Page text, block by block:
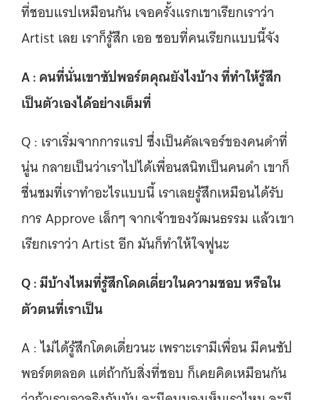
ที่ชอบแรปเหมือนกัน เจอครั้งแรกเขาเรียกเราว่า
Artist เลย เราก็รู้สึก เออ ชอบที่คนเรียกแบบนี้จัง
A : คนที่นั่นเขาซัปพอร์ตคุณยังไงบ้าง ที่ทำให้รู้สึก
เป็นตัวเองได้อย่างเต็มที่
Q : เราเริ่มจากการแรป ซึ่งเป็นคัลเจอร์ของคนดำที่
นู่น กลายเป็นว่าเราไปได้เพื่อนสนิทเป็นคนดำ เขาก็
ชื่นชมที่เราทำอะไรแบบนี้ เราเลยรู้สึกเหมือนได้รับ
การ Approve เล็กๆ จากเจ้าของวัฒนธรรม แล้วเขา
เรียกเราว่า Artist อีก มันก็ทำให้ใจฟูนะ
Q : มีบ้างไหมที่รู้สึกโดดเดี่ยวในความชอบ หรือใน
ตัวตนที่เราเป็น
A : ไม่ได้รู้สึกโดดเดี่ยวนะ เพราะเรามีเพื่อน มีคนซัป
พอร์ตตลอด แต่ถ้ากับสิ่งที่ชอบ ก็เคยคิดเหมือนกัน